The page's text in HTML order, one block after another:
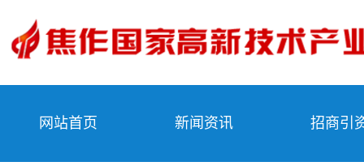
网站首页 新闻资讯 招商引